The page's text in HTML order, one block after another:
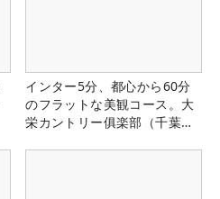
インター5分、都心から60分
のフラットな美観コース。大
栄カントリー俱楽部（千葉